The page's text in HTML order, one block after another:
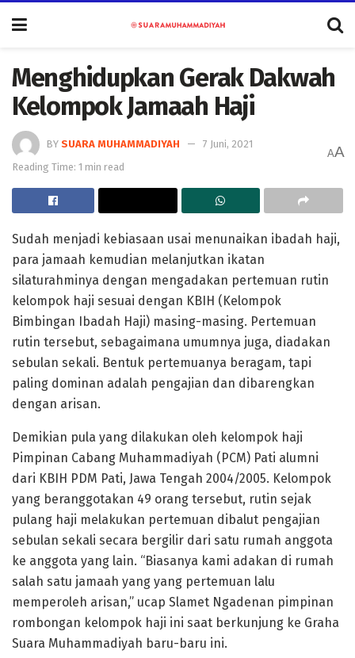
Menghidupkan Gerak Dakwah
Kelompok Jamaah Haji
BY SUARA MUHAMMADIYAH
7 Juni, 2021
Reading Time: 1 min read
AA
Sudah menjadi kebiasaan usai menunaikan ibadah haji,
para jamaah kemudian melanjutkan ikatan
silaturahminya dengan mengadakan pertemuan rutin
kelompok haji sesuai dengan KBIH (Kelompok
Bimbingan Ibadah Haji) masing-masing. Pertemuan
rutin tersebut, sebagaimana umumnya juga, diadakan
sebulan sekali. Bentuk pertemuanya beragam, tapi
paling dominan adalah pengajian dan dibarengkan
dengan arisan.
Demikian pula yang dilakukan oleh kelompok haji
Pimpinan Cabang Muhammadiyah (PCM) Pati alumni
dari KBIH PDM Pati, Jawa Tengah 2004/2005. Kelompok
yang beranggotakan 49 orang tersebut, rutin sejak
pulang haji melakukan pertemuan dibalut pengajian
sebulan sekali secara bergilir dari satu rumah anggota
ke anggota yang lain. “Biasanya kami adakan di rumah
salah satu jamaah yang yang pertemuan lalu
memperoleh arisan,” ucap Slamet Ngadenan pimpinan
rombongan kelompok haji ini saat berkunjung ke Graha
Suara Muhammadiyah baru-baru ini.